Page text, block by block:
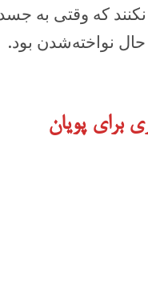
که وقتی به جسد
نواخته‌شدن بود.
برای پویان